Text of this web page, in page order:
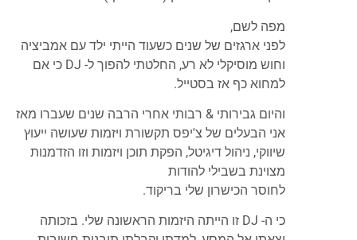
מפה לשם,
לפני ארגזים של שנים כשעוד הייתי ילד עם אמביציה
וחוש מוסיקלי לא רע, החלטתי להפוך ל- DJ כי אם
למחוא כף אז בסטייל.
והיום גבירותי & רבותי אחרי הרבה שנים שעברו מאז
אני הבעלים של צ'יפס תקשורת ויזמות שעושה ייעוץ
שיווקי, ניהול דיגיטל, הפקת תוכן ויזמות וזו הזדמנות
מצוינת בשבילי להודות
לחוסר הכישרון שלי בריקוד.
כי ה- DJ זו הייתה היזמות הראשונה שלי. בזכותה